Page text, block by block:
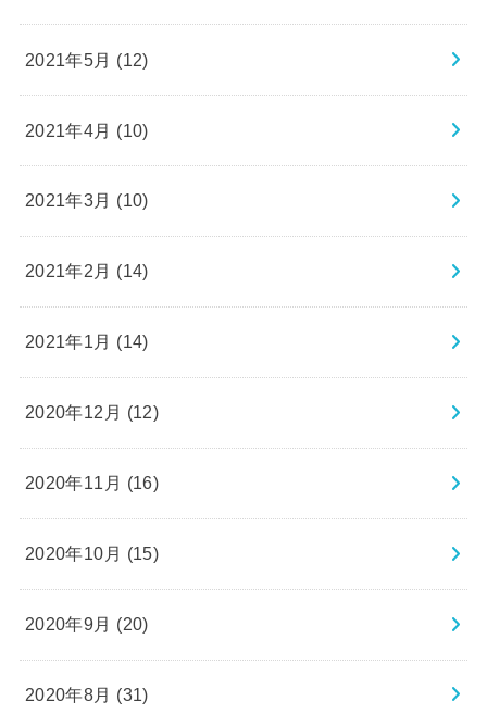
2021年5月 (12)
2021年4月 (10)
2021年3月 (10)
2021年2月 (14)
2021年1月 (14)
2020年12月 (12)
2020年11月 (16)
2020年10月 (15)
2020年9月 (20)
2020年8月 (31)